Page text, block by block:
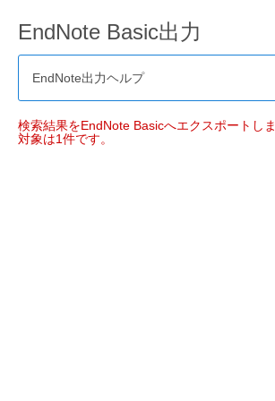
EndNote Basic出力
EndNote出力ヘルプ
検索結果をEndNote Basicへエクスポートしま
対象は1件です。